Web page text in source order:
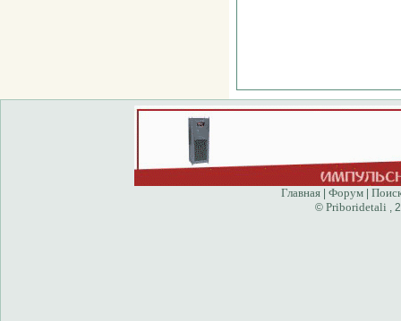
Главная| Форум|
© Priboridetali ,